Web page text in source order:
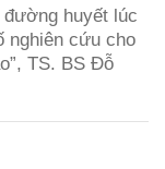
huyết lúc
nghiên cứu cho
TS. BS Đỗ